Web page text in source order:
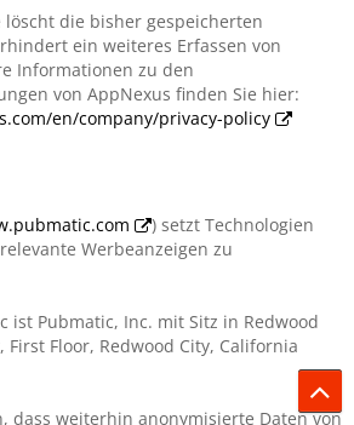
löscht die bisher gespeicherten
ein weiteres Erfassen von
Informationen zu den
von AppNexus finden Sie hier:
en/company/privacy-policy
) setzt Technologien
Werbeanzeigen zu
ist Pubmatic, Inc. mit Sitz in Redwood
First Floor, Redwood City, California
dass weiterhin anonymisierte Daten von